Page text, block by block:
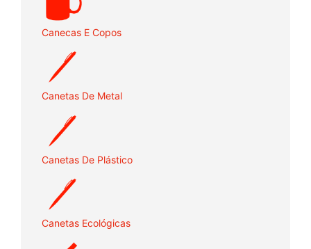
Canecas E Copos
Canetas De Metal
Canetas De Plástico
Canetas Ecológicas